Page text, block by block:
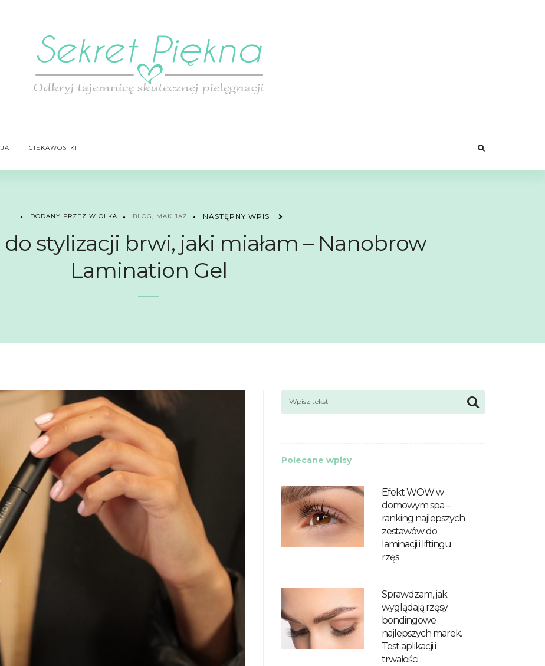
CIEKAWOSTKI
DODANY PRZEZ WIOLKA BLOG, MAKIJAŻ NASTĘPNY WPIS
do stylizacji brwi, jaki miałam – Nanobrow
Lamination Gel
Polecane wpisy
Efekt WOW w
domowym spa –
ranking najlepszych
zestawów do
laminacji i liftingu
rzęs
Sprawdzam, jak
wyglądają rzęsy
bondingowe
najlepszych marek.
Test aplikacji i
trwałości